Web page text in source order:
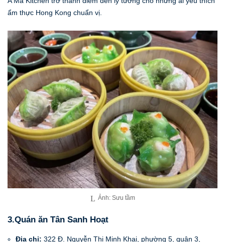
ẩm thực Hong Kong chuẩn vị.
Ảnh: Sưu tầm
3.Quán ăn Tân Sanh Hoạt
Địa chỉ: 322 Đ. Nguyễn Thị Minh Khai, phường 5, quận 3,